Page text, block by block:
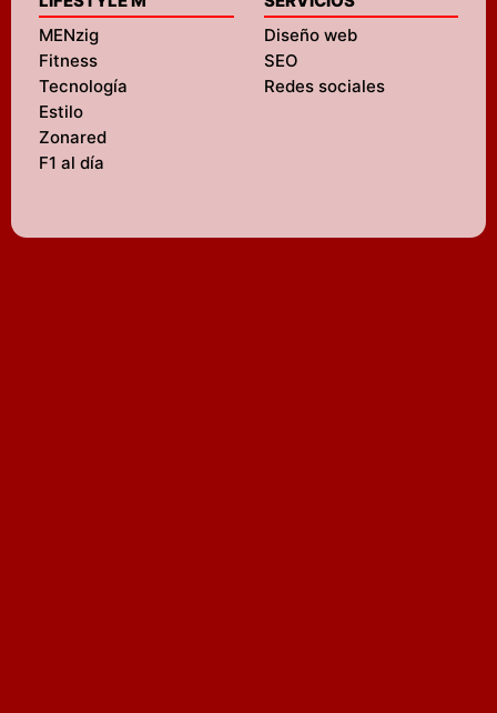
MENzig
Fitness
Tecnología
Estilo
Zonared
F1 al día
Diseño web
SEO
Redes sociales